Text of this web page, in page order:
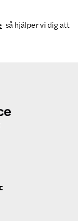
så hjälper vi dig att